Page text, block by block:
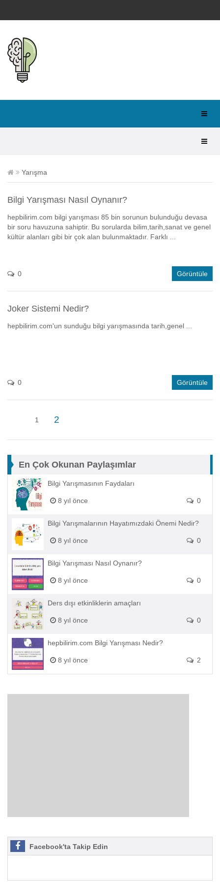
Yarışma
Bilgi Yarışması Nasıl Oynanır?
hepbilirim.com bilgi yarışması 85 bin sorunun bulunduğu devasa
bir soru havuzuna sahiptir. Bu sorularda bilim,tarih,sanat ve genel
kültür alanları gibi bir çok alan bulunmaktadır. Farklı ...
0 Görüntüle
Joker Sistemi Nedir?
hepbilirim.com'un sunduğu bilgi yarışmasında tarih,genel ...
0 Görüntüle
1 2
En Çok Okunan Paylaşımlar
Bilgi Yarışmasının Faydaları
8 yıl önce 0
Bilgi Yarışmalarının Hayatımızdaki Önemi Nedir?
8 yıl önce 0
Bilgi Yarışması Nasıl Oynanır?
8 yıl önce 0
Ders dışı etkinliklerin amaçları
8 yıl önce 0
hepbilirim.com Bilgi Yarışması Nedir?
8 yıl önce 2
Facebook'ta Takip Edin